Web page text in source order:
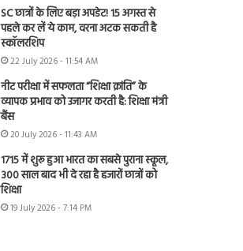
SC छात्रों के लिए बड़ा अपडेट! 15 अगस्त से
पहले कर लें ये काम, वरना अटक सकती है
स्कॉलरशिप
22 July 2026 - 11:54 AM
नीट परीक्षा में सफलता “शिक्षा क्रांति” के
व्यापक प्रभाव को उजागर करती है: शिक्षा मंत्री
बैंस
20 July 2026 - 11:43 AM
1715 में शुरू हुआ भारत का सबसे पुराना स्कूल,
300 साल बाद भी दे रहा है हजारों छात्रों को
शिक्षा
19 July 2026 - 7:14 PM